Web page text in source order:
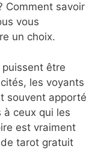
Comment savoir
vous
un choix.
être
les voyants
souvent apporté
ceux qui les
est vraiment
tarot gratuit